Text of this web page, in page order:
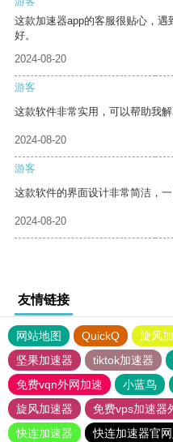
这款加速器app的客服很贴心，
好。
2024-08-20
游客
这款软件非常实用，可以帮助我解
2024-08-20
游客
这款软件的界面设计非常简洁，一
2024-08-20
友情链接
网站地图 QuickQ 旋风
坚果加速器
tiktok加速器
免费vqn外网加速
小蓝鸟
旋风加速器
免费vps加速器
快连加速器
快连加速器官